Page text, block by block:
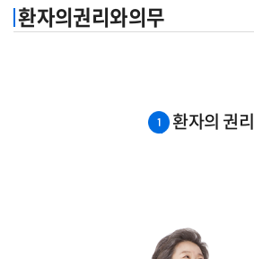
환자의권리와의무
환자의 권리